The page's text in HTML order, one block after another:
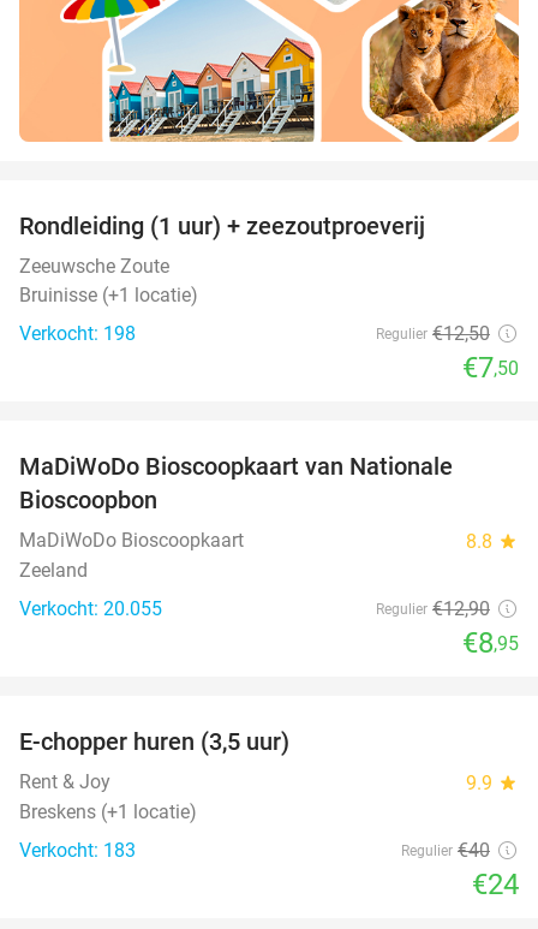
Rondleiding (1 uur) + zeezoutproeverij
Zeeuwsche Zoute
Bruinisse (+1 locatie)
Verkocht: 198
Regulier €12,50
€7,50
MaDiWoDo Bioscoopkaart van Nationale
Bioscoopbon
MaDiWoDo Bioscoopkaart 8.8 star
Zeeland
Verkocht: 20.055
Regulier €12,90
€8,95
E-chopper huren (3,5 uur)
Rent & Joy 9.9 star
Breskens (+1 locatie)
Verkocht: 183
Regulier €40
€24